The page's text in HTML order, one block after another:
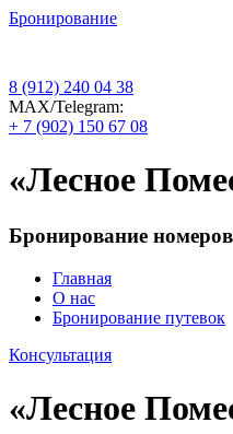
Бронирование
8 (912) 240 04 38
МАХ/Telegram:
+ 7 (902) 150 67 08
«Лесное
Бронирование
Главная
О нас
Бронирование путевок
Консультация
«Лесное